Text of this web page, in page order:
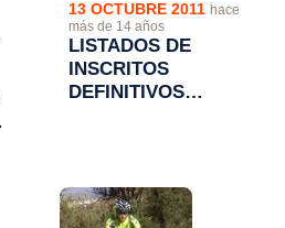
13 OCTUBRE 2011 hace
más de 14 años
LISTADOS DE
INSCRITOS
DEFINITIVOS